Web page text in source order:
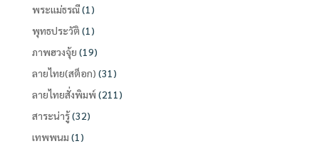
พระแม่ธรณี(1)
พุทธประวัติ (1)
ภาพฮวงจุ้ย (19)
ลายไทย(สต็อก) (31)
ลายไทยสั่งพิมพ์ (211)
สาระน่ารู้(32)
เทพพนม (1)